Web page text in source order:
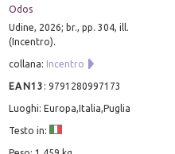
Odos
Udine, 2026; br., pp. 304, ill.
(Incentro).
collana: Incentro
EAN13 :9791280997173
Luoghi: Europa,Italia,Puglia
Testo in: